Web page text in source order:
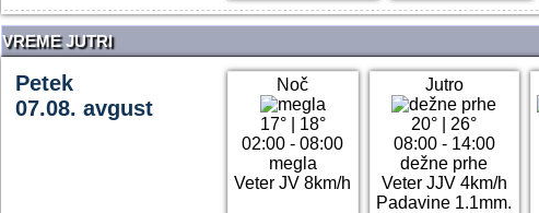
VREME JUTRI
Petek
07.08. avgust
Noč
17°| 18°
02:00 - 08:00
megla
Veter JV 8km/h
Jutro
20°
26°
08:00 - 14:00
dežne prhe
Veter JJV 4km/h
Padavine 1.1mm.